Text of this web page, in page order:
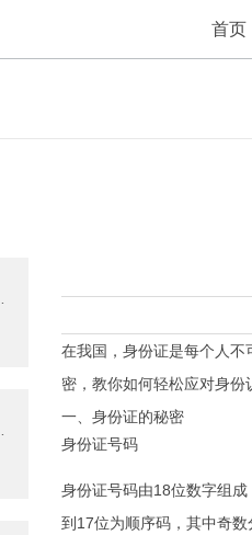
首页
制需求，为上
产能力超过
和较为完善的
行
在我国，身份证是每个人
密，教你如何轻松应对身份
一、身份证的秘密
身份证号码
身份证号码由18位数字组
到17位为顺序码，其中奇